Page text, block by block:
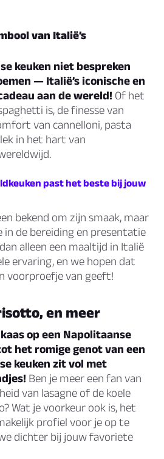
van Italië’s
keuken niet bespreken
— Italië’s iconische en
aan de wereld! Of het
is, de finesse van
van cannelloni, pasta
in het hart van
past het beste bij jouw
bekend om zijn smaak, maar
in de bereiding en presentatie
alleen een maaltijd in Italië
ervaring, en we hopen dat
voorproefje van geeft!
en meer
op een Napolitaanse
het romige genot van een
keuken zit vol met
Ben je meer een fan van
van lasagne of de koele
Wat je voorkeur ook is, het
profiel voor je op te
dichter bij jouw favoriete